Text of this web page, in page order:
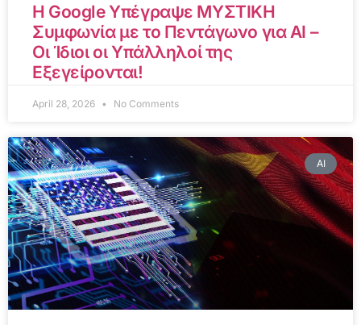
Η Google Υπέγραψε ΜΥΣΤΙΚΗ
Συμφωνία με το Πεντάγωνο για AI –
Οι Ίδιοι οι Υπάλληλοί της
Εξεγείρονται!
April 28, 2026 No Comments
AI